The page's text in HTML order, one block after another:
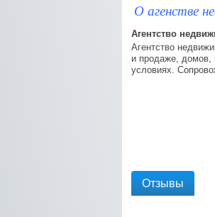
О агенстве
Агентство
Агентство
и продаже, домов,
условиях.
Отзывы